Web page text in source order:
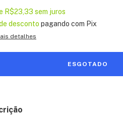
R$23,33 sem juros
desconto pagando com Pix
detalhes